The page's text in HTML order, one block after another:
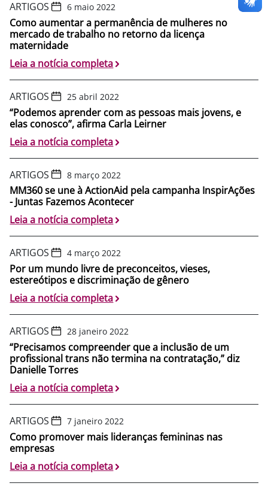
ARTIGOS 6 maio 2022
Como aumentar a permanência de mulheres no
mercado de trabalho no retorno da licença
maternidade
Leia a notícia completa
ARTIGOS 25 abril 2022
“Podemos aprender com as pessoas mais jovens, e
elas conosco”, afirma Carla Leirner
Leia a notícia completa
ARTIGOS 8 março 2022
MM360 se une à ActionAid pela campanha InspirAções
- Juntas Fazemos Acontecer
Leia a notícia completa
ARTIGOS 4 março 2022
Por um mundo livre de preconceitos, vieses,
estereótipos e discriminação de gênero
Leia a notícia completa
ARTIGOS 28 janeiro 2022
“Precisamos compreender que a inclusão de um
profissional trans não termina na contratação,” diz
Danielle Torres
Leia a notícia completa
ARTIGOS 7 janeiro 2022
Como promover mais lideranças femininas nas
empresas
Leia a notícia completa